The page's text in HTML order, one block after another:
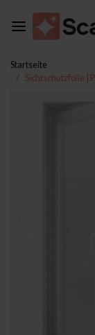
Startseite
Sichtschutzfolie |